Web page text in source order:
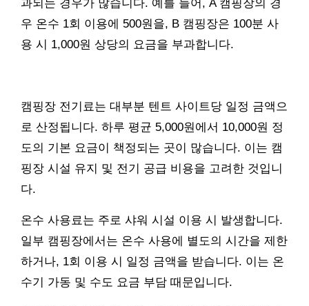
과되는 경우가 많습니다. 예를 들어, A 캠핑장의 경
우 온수 1회 이용에 500원을, B 캠핑장은 100분 사
용 시 1,000원 상당의 요금을 부과합니다.
캠핑장 전기료는 대부분 텐트 사이트당 일정 금액으
로 산정됩니다. 하루 평균 5,000원에서 10,000원 정
도의 기본 요금이 책정되는 곳이 많습니다. 이는 캠
핑장 시설 유지 및 전기 공급 비용을 고려한 것입니
다.
온수 사용료는 주로 샤워 시설 이용 시 발생합니다.
일부 캠핑장에서는 온수 사용에 별도의 시간을 제한
하거나, 1회 이용 시 일정 금액을 받습니다. 이는 온
수기 가동 및 수도 요금 부담 때문입니다.